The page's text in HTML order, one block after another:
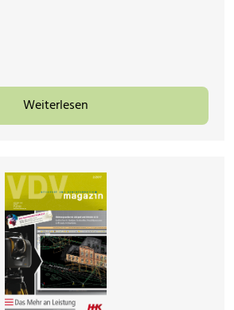
Weiterlesen